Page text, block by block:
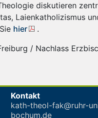
diskutieren
Laienkatholizismus
hier
.
/ Nachlass
Kontakt
kath-theol-fak@ruhr-
bochum.de